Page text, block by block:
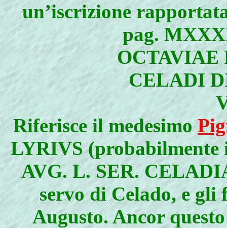
un’iscrizione
pag.
OCTAVIAE
CELADI
Riferisce il medesimo
LYRIVS
AVG. L. SER.
servo di Celado, e
Augusto. Ancor